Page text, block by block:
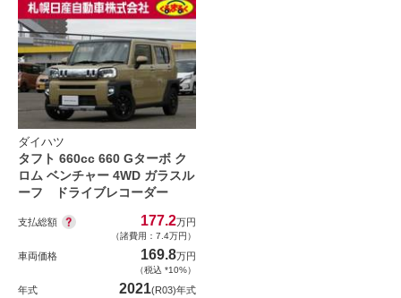
ダイハツ
タフト 660cc 660 Gターボ ク
ロム ベンチャー 4WD ガラスル
ーフ ドライブレコーダー
支払総額 177.2万円
（諸費用：7.4万円）
車両価格 169.8万円
（税込 *10%）
年式 2021(R03)年式